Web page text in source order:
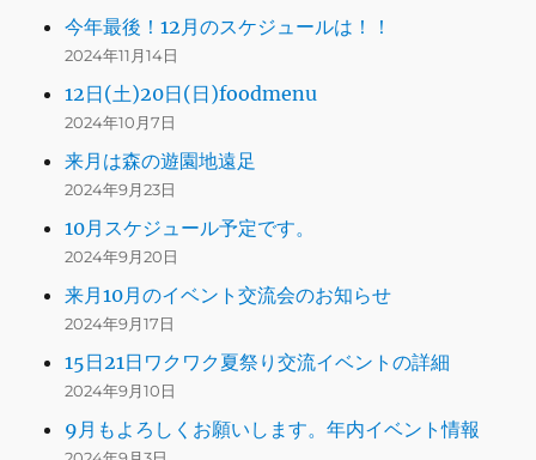
今年最後！12月のスケジュールは！！
2024年11月14日
12日(土)20日(日)foodmenu
2024年10月7日
来月は森の遊園地遠足
2024年9月23日
10月スケジュール予定です。
2024年9月20日
来月10月のイベント交流会のお知らせ
2024年9月17日
15日21日ワクワク夏祭り交流イベントの詳細
2024年9月10日
9月もよろしくお願いします。年内イベント情報